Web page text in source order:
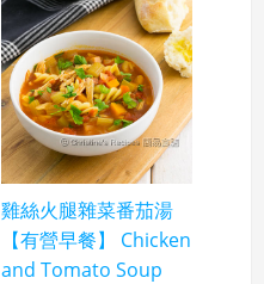
雞絲火腿雜菜番茄湯
【有營早餐】 Chicken
and Tomato Soup